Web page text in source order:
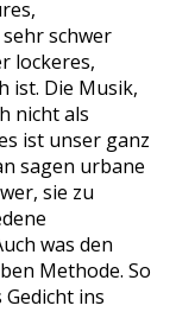
schwer
lockeres,
ist. Die Musik,
nicht als
ist unser ganz
sagen urbane
sie zu
was den
Methode. So
ins